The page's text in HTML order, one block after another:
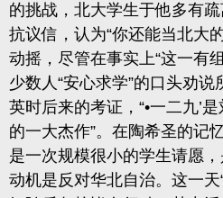
的挑战，北大学生于他多有
抗议信，认为“你还能当北大
动摇，尽管在事实上“这一有
少数人“安心求学”的口头劝说
英时后来的考证，“•一二九’
的一大杰作”。在陶希圣的记
是一次规模很小的学生请愿
动机是反对华北自治。这一天